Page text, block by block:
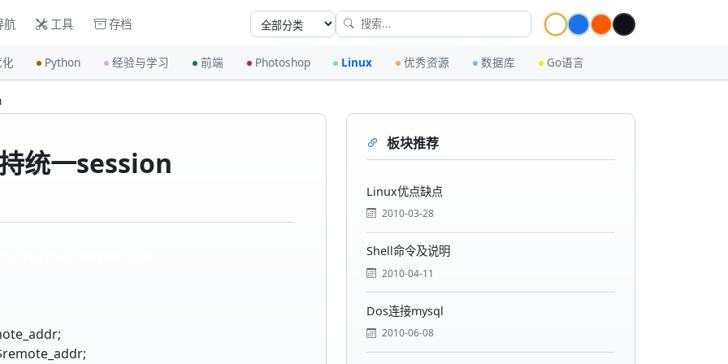
航 工具 存档
Python 经验与学习 前端 Photoshop Linux 优秀资源 数据库 Go语言
统一session
板块推荐
Linux优点缺点
2010-03-28
Shell命令及说明
2010-04-11
Dos连接mysql
2010-06-08